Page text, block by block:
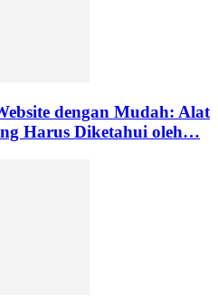
dengan Mudah: Alat
Harus Diketahui oleh…